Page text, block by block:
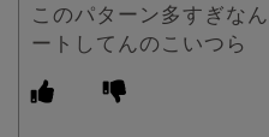
このパターン多すぎな
ートしてんのこいつら